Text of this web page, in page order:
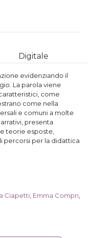
Digitale
evidenziando il
La parola viene
come
come nella
e comuni a molte
presenta
teorie esposte,
percorsi per la didattica
Ciapetti Emma Compri